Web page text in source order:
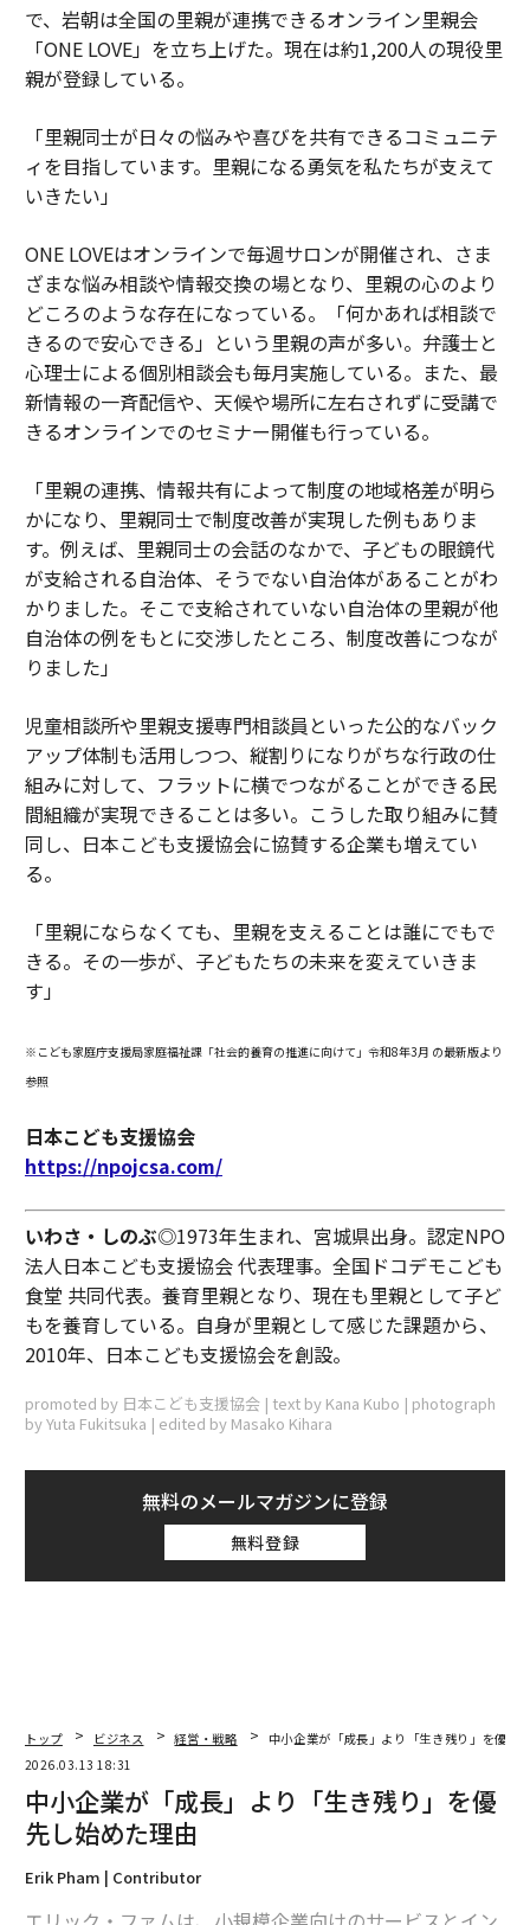
で、岩朝は全国の里親が連携できるオンライン里親会
「ONE LOVE」を立ち上げた。現在は約1,200人の現役里
親が登録している。
「里親同士が日々の悩みや喜びを共有できるコミュニテ
ィを目指しています。里親になる勇気を私たちが支えて
いきたい」
ONE LOVEはオンラインで毎週サロンが開催され、さま
ざまな悩み相談や情報交換の場となり、里親の心のより
どころのような存在になっている。「何かあれば相談で
きるので安心できる」という里親の声が多い。弁護士と
心理士による個別相談会も毎月実施している。また、最
新情報の一斉配信や、天候や場所に左右されずに受講で
きるオンラインでのセミナー開催も行っている。
「里親の連携、情報共有によって制度の地域格差が明ら
かになり、里親同士で制度改善が実現した例もありま
す。例えば、里親同士の会話のなかで、子どもの眼鏡代
が支給される自治体、そうでない自治体があることがわ
かりました。そこで支給されていない自治体の里親が他
自治体の例をもとに交渉したところ、制度改善につなが
りました」
児童相談所や里親支援専門相談員といった公的なバック
アップ体制も活用しつつ、縦割りになりがちな行政の仕
組みに対して、フラットに横でつながることができる民
間組織が実現できることは多い。こうした取り組みに賛
同し、日本こども支援協会に協賛する企業も増えてい
る。
「里親にならなくても、里親を支えることは誰にでもで
きる。その一歩が、子どもたちの未来を変えていきま
す」
※こども家庭庁支援局家庭福祉課「社会的養育の推進に向けて」令和8年3月 の最新版より
参照
日本こども支援協会
https://npojcsa.com/
いわさ・しのぶ◎1973年生まれ、宮城県出身。認定NPO
法人日本こども支援協会 代表理事。全国ドコデモこども
食堂 共同代表。養育里親となり、現在も里親として子ど
もを養育している。自身が里親として感じた課題から、
2010年、日本こども支援協会を創設。
promoted by 日本こども支援協会 | text by Kana Kubo | photograph
by Yuta Fukitsuka | edited by Masako Kihara
無料のメールマガジンに登録
無料登録
トップ ビジネス 経営・戦略
中小企業が「成長」より「生き残り」を優先
2026.03.13 18:31
中小企業が「成長」より「生き残り」を優
先し始めた理由
Erik Pham | Contributor